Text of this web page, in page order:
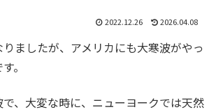
2022.12.26 2026.04.08
ましたが、アメリカにも大寒波がやっ
。
、大変な時に、ニューヨークでは天然